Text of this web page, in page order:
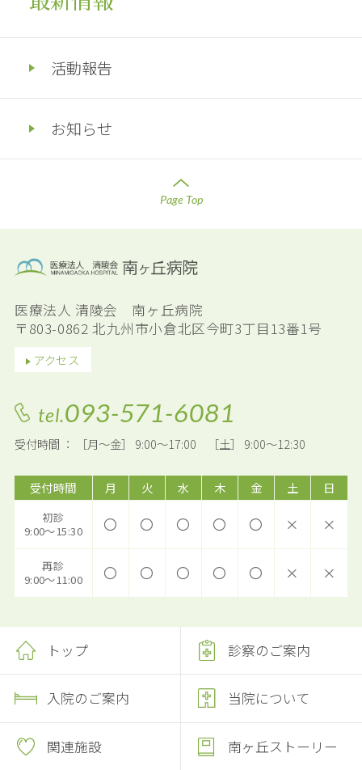
活動報告
お知らせ
Page Top
医療法人 清陵会 南ヶ丘病院
〒803-0862 北九州市小倉北区今町3丁目13番1号
アクセス
tel.093-571-6081
受付時間 ： ［月～金］ 9:00～17:00 ［土］ 9:00～12:30
受付時間 月 火 水 木 金 土 日
初診
9:00～15:30
〇 〇 〇 〇 〇 × ×
再診
9:00～11:00
〇 〇 〇 〇 〇 × ×
トップ 診察のご案内
入院のご案内 当院について
関連施設 南ヶ丘ストーリー